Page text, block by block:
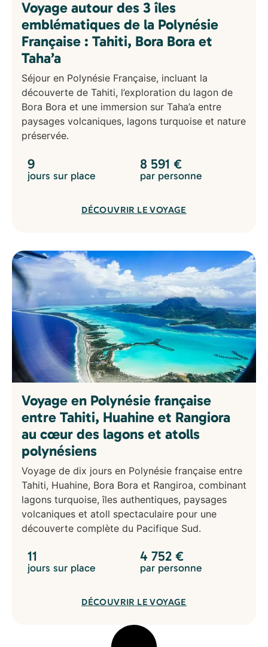
Voyage autour des 3 îles
emblématiques de la Polynésie
Française : Tahiti, Bora Bora et
Taha’a
Séjour en Polynésie Française, incluant la
découverte de Tahiti, l’exploration du lagon de
Bora Bora et une immersion sur Taha’a entre
paysages volcaniques, lagons turquoise et nature
préservée.
9
jours sur place
8 591 €
par personne
DÉCOUVRIR LE VOYAGE
Voyage en Polynésie française
entre Tahiti, Huahine et Rangiora
au cœur des lagons et atolls
polynésiens
Voyage de dix jours en Polynésie française entre
Tahiti, Huahine, Bora Bora et Rangiroa, combinant
lagons turquoise, îles authentiques, paysages
volcaniques et atoll spectaculaire pour une
découverte complète du Pacifique Sud.
11
jours sur place
4 752 €
par personne
DÉCOUVRIR LE VOYAGE